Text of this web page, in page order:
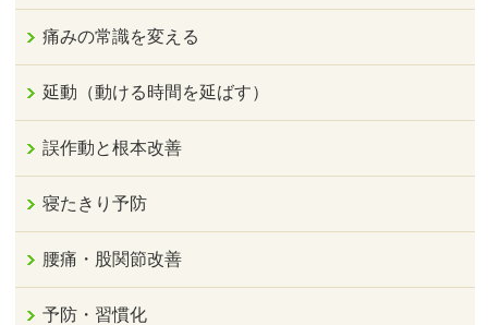
痛みの常識を変える
延動（動ける時間を延ばす）
誤作動と根本改善
寝たきり予防
腰痛・股関節改善
予防・習慣化